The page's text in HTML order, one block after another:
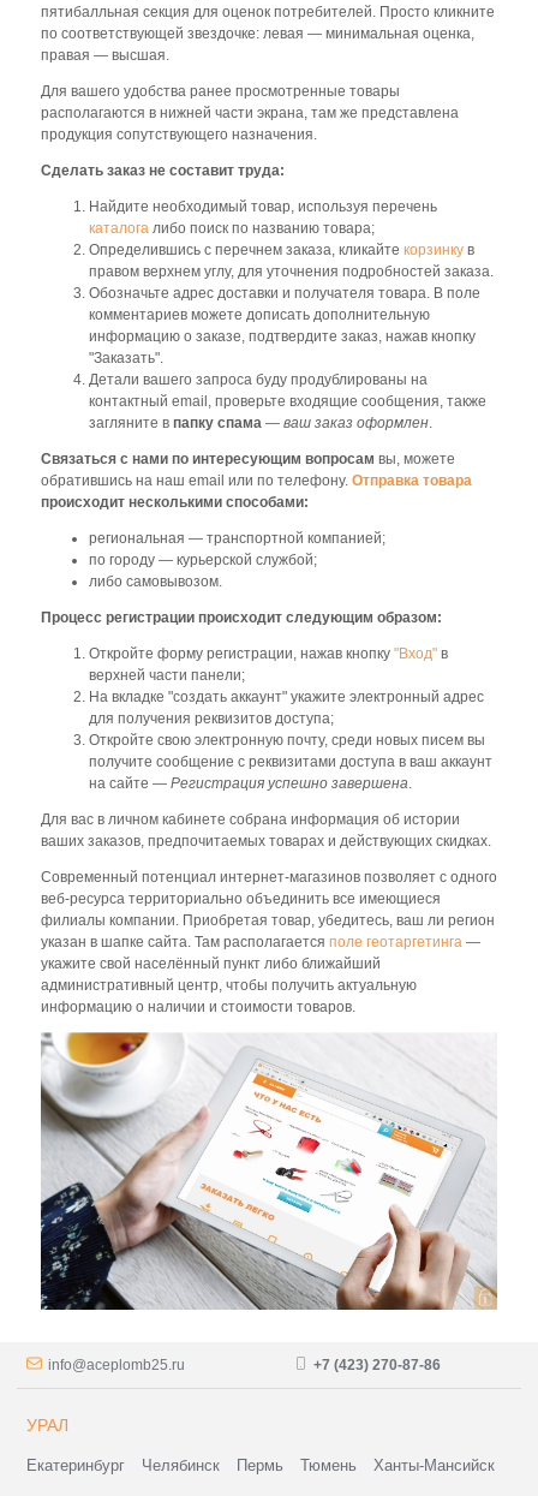
пятибалльная секция для оценок потребителей. Просто кликните
по соответствующей звездочке: левая — минимальная оценка,
правая — высшая.
Для вашего удобства ранее просмотренные товары
располагаются в нижней части экрана, там же представлена
продукция сопутствующего назначения.
Сделать заказ не составит труда:
Найдите необходимый товар, используя перечень
каталога либо поиск по названию товара;
Определившись с перечнем заказа, кликайте корзинку в
правом верхнем углу, для уточнения подробностей заказа.
Обозначьте адрес доставки и получателя товара. В поле
комментариев можете дописать дополнительную
информацию о заказе, подтвердите заказ, нажав кнопку
"Заказать".
Детали вашего запроса буду продублированы на
контактный email, проверьте входящие сообщения, также
загляните в папку спама — ваш заказ оформлен
Связаться с нами по интересующим вопросам вы, можете
обратившись на наш email или по телефону. Отправка товара
происходит несколькими способами:
региональная — транспортной компанией;
по городу — курьерской службой;
либо самовывозом.
Процесс регистрации происходит следующим образом:
Откройте форму регистрации, нажав кнопку "Вход" в
верхней части панели;
На вкладке "создать аккаунт" укажите электронный адрес
для получения реквизитов доступа;
Откройте свою электронную почту, среди новых писем вы
получите сообщение с реквизитами доступа в ваш аккаунт
на сайте — Регистрация успешно завершена
Для вас в личном кабинете собрана информация об истории
ваших заказов, предпочитаемых товарах и действующих скидках.
Современный потенциал интернет-магазинов позволяет с одного
веб-ресурса территориально объединить все имеющиеся
филиалы компании. Приобретая товар, убедитесь, ваш ли регион
указан в шапке сайта. Там располагается поле геотаргетинга —
укажите свой населённый пункт либо ближайший
административный центр, чтобы получить актуальную
информацию о наличии и стоимости товаров.
info@aceplomb25.ru +7 (423) 270-87-86
УРАЛ
Екатеринбург Челябинск Пермь Тюмень Ханты-Мансийск